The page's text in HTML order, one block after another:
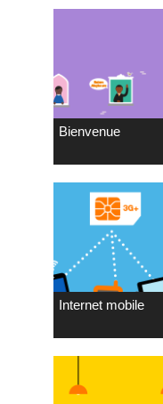
Bienvenue
Internet mobile